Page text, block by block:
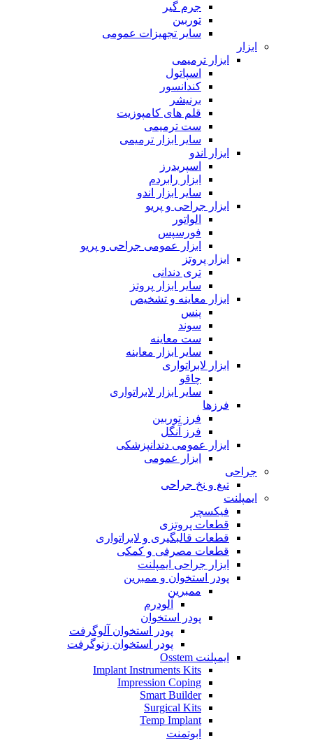
جرم گیر
توربین
سایر تجهیزات عمومی
ابزار
ابزار ترمیمی
اسپاتول
کندانسور
برنیشر
قلم های کامپوزیت
ست ترمیمی
سایر ابزار ترمیمی
ابزار اندو
اسپریدرز
ابزار رابردم
سایر ابزار اندو
ابزار جراحی و پریو
الواتور
فورسپس
ابزار عمومی جراحی و پریو
ابزار پروتز
تری دندانی
سایر ابزار پروتز
ابزار معاینه و تشخیص
پنس
سوند
ست معاینه
سایر ابزار معاینه
ابزار لابراتواری
چاقو
سایر ابزار لابراتواری
فرزها
فرز توربین
فرز آنگل
ابزار عمومی دندانپزشکی
ابزار عمومی
جراحی
تیغ و نخ جراحی
ایمپلنت
فیکسچر
قطعات پروتزی
قطعات قالبگیری و لابراتواری
قطعات مصرفی و کمکی
ابزار جراحی ایمپلنت
پودر استخوان و ممبرین
ممبرین
آلودرم
پودر استخوان
پودر استخوان آلوگرفت
پودر استخوان زنوگرفت
ایمپلنت Osstem
Implant Instruments Kits
Impression Coping
Smart Builder
Surgical Kits
Temp Implant
ابوتمنت